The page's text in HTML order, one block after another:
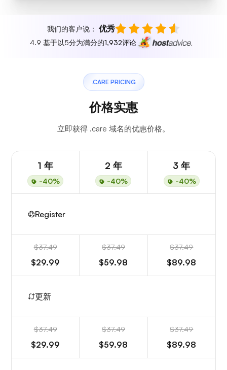
我们的客户说： 优秀
4.9 基于以5分为满分的1,932评论
.CARE PRICING
价格实惠
立即获得 .care 域名的优惠价格。
1 年
-40%
2 年
-40%
3 年
-40%
Register
$37.49
$29.99
$37.49
$59.98
$37.49
$89.98
更新
$37.49
$29.99
$37.49
$59.98
$37.49
$89.98